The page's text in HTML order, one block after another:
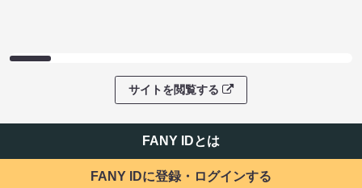
サイトを閲覧する
FANY IDとは
FANY IDに登録・ログインする